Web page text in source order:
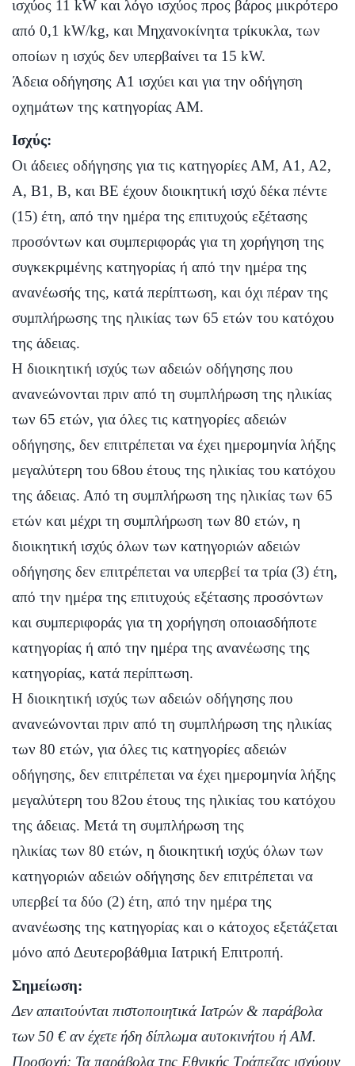
ισχύος 11 kW και λόγο ισχύος προς βάρος μικρότερο
από 0,1 kW/kg, και Μηχανοκίνητα τρίκυκλα, των
οποίων η ισχύς δεν υπερβαίνει τα 15 kW.
Άδεια οδήγησης A1 ισχύει και για την οδήγηση
οχημάτων της κατηγορίας ΑΜ.
Ισχύς:
Οι άδειες οδήγησης για τις κατηγορίες ΑΜ, Α1, Α2,
Α, Β1, Β, και ΒΕ έχουν διοικητική ισχύ δέκα πέντε
(15) έτη, από την ημέρα της επιτυχούς εξέτασης
προσόντων και συμπεριφοράς για τη χορήγηση της
συγκεκριμένης κατηγορίας ή από την ημέρα της
ανανέωσής της, κατά περίπτωση, και όχι πέραν της
συμπλήρωσης της ηλικίας των 65 ετών του κατόχου
της άδειας.
Η διοικητική ισχύς των αδειών οδήγησης που
ανανεώνονται πριν από τη συμπλήρωση της ηλικίας
των 65 ετών, για όλες τις κατηγορίες αδειών
οδήγησης, δεν επιτρέπεται να έχει ημερομηνία λήξης
μεγαλύτερη του 68ου έτους της ηλικίας του κατόχου
της άδειας. Από τη συμπλήρωση της ηλικίας των 65
ετών και μέχρι τη συμπλήρωση των 80 ετών, η
διοικητική ισχύς όλων των κατηγοριών αδειών
οδήγησης δεν επιτρέπεται να υπερβεί τα τρία (3) έτη,
από την ημέρα της επιτυχούς εξέτασης προσόντων
και συμπεριφοράς για τη χορήγηση οποιασδήποτε
κατηγορίας ή από την ημέρα της ανανέωσης της
κατηγορίας, κατά περίπτωση.
Η διοικητική ισχύς των αδειών οδήγησης που
ανανεώνονται πριν από τη συμπλήρωση της ηλικίας
των 80 ετών, για όλες τις κατηγορίες αδειών
οδήγησης, δεν επιτρέπεται να έχει ημερομηνία λήξης
μεγαλύτερη του 82ου έτους της ηλικίας του κατόχου
της άδειας. Μετά τη συμπλήρωση της
ηλικίας των 80 ετών, η διοικητική ισχύς όλων των
κατηγοριών αδειών οδήγησης δεν επιτρέπεται να
υπερβεί τα δύο (2) έτη, από την ημέρα της
ανανέωσης της κατηγορίας και ο κάτοχος εξετάζεται
μόνο από Δευτεροβάθμια Ιατρική Επιτροπή.
Σημείωση:
Δεν απαιτούνται πιστοποιητικά Ιατρών & παράβολα
των 50 € αν έχετε ήδη δίπλωμα αυτοκινήτου ή ΑΜ.
Προσοχή: Τα παράβολα της Εθνικής Τράπεζας ισχύουν